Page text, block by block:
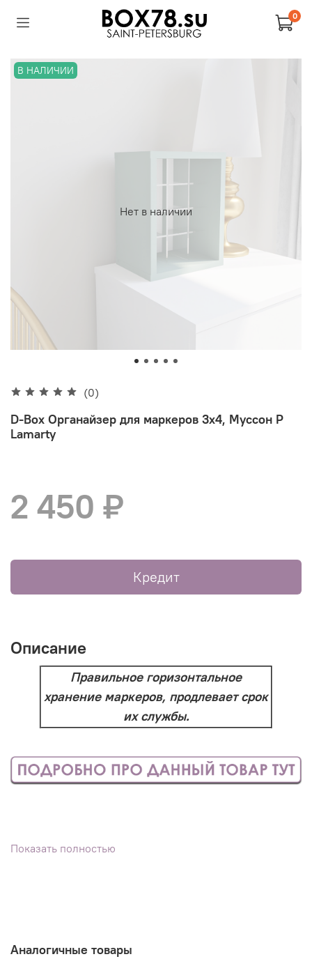
0
Нет в наличии
В НАЛИЧИИ
(0)
D-Box Органайзер для маркеров 3х4, Муссон Р
Lamarty
2 450 ₽
Кредит
Описание
Правильное горизонтальное
хранение маркеров, продлевает срок
их службы.
Посмотреть образец данного материала цвета
Показать полностью
Аналогичные товары